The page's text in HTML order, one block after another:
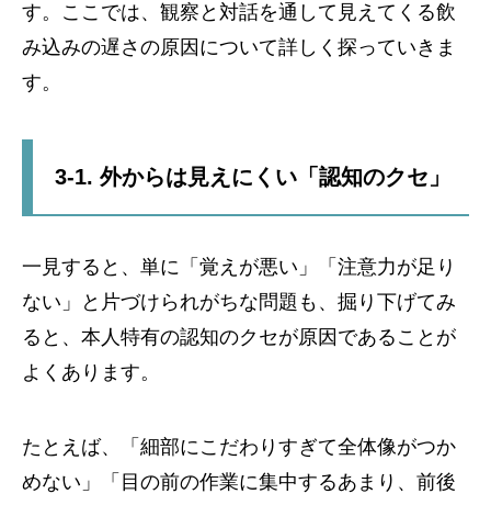
す。ここでは、観察と対話を通して見えてくる飲
み込みの遅さの原因について詳しく探っていきま
す。
3-1. 外からは見えにくい「認知のクセ」
一見すると、単に「覚えが悪い」「注意力が足り
ない」と片づけられがちな問題も、掘り下げてみ
ると、本人特有の認知のクセが原因であることが
よくあります。
たとえば、「細部にこだわりすぎて全体像がつか
めない」「目の前の作業に集中するあまり、前後